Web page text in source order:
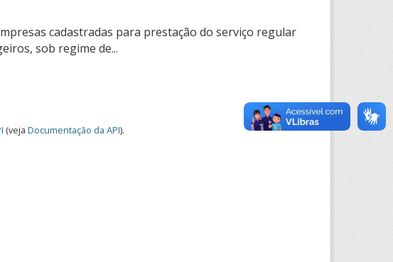
cadastradas para prestação do serviço regular
sob regime de...
(veja Documentação da API).